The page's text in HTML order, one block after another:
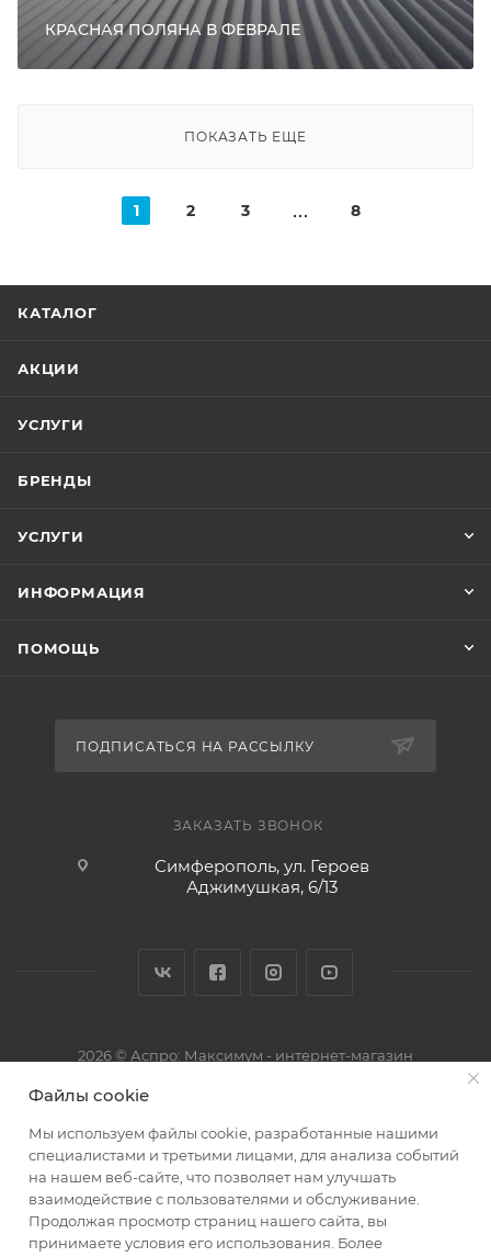
КРАСНАЯ ПОЛЯНА В ФЕВРАЛЕ
ПОКАЗАТЬ ЕЩЕ
1 2 3 8
КАТАЛОГ
АКЦИИ
УСЛУГИ
БРЕНДЫ
УСЛУГИ
ИНФОРМАЦИЯ
ПОМОЩЬ
ПОДПИСАТЬСЯ НА РАССЫЛКУ
ЗАКАЗАТЬ ЗВОНОК
Симферополь, ул. Героев
Аджимушкая, 6/13
2026 © Аспро: Максимум - интернет-магазин
Файлы cookie
Мы используем файлы cookie, разработанные нашими
специалистами и третьими лицами, для анализа событий
на нашем веб-сайте, что позволяет нам улучшать
взаимодействие с пользователями и обслуживание.
Продолжая просмотр страниц нашего сайта, вы
принимаете условия его использования. Более